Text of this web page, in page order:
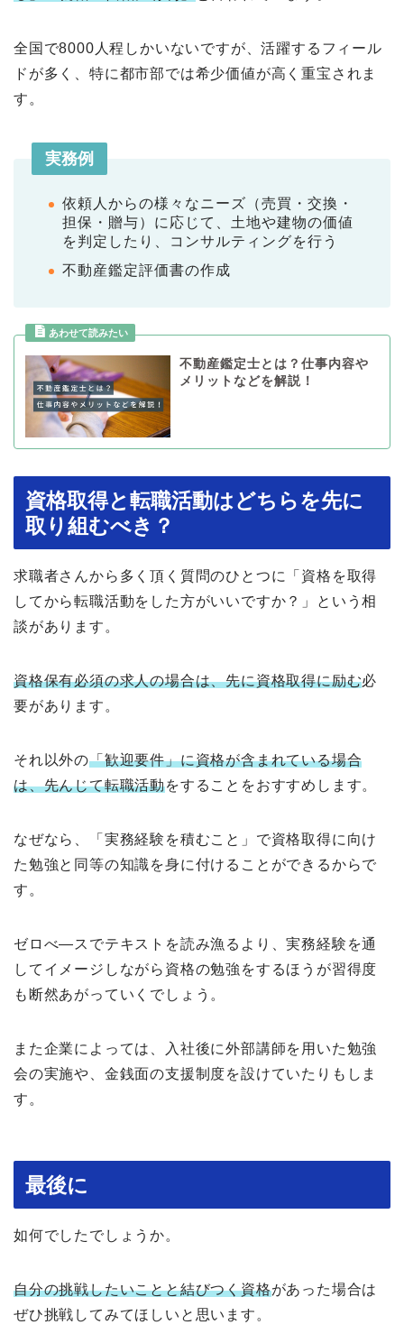
全国で8000人程しかいないですが、活躍するフィール
ドが多く、特に都市部では希少価値が高く重宝されま
す。
実務例
依頼人からの様々なニーズ（売買・交換・
担保・贈与）に応じて、土地や建物の価値
を判定したり、コンサルティングを行う
不動産鑑定評価書の作成
不動産鑑定士とは？仕事内容や
メリットなどを解説！
資格取得と転職活動はどちらを先に
取り組むべき？
求職者さんから多く頂く質問のひとつに「資格を取得
してから転職活動をした方がいいですか？」という相
談があります。
資格保有必須の求人の場合は、先に資格取得に励む必
要があります。
それ以外の「歓迎要件」に資格が含まれている場合
は、先んじて転職活動をすることをおすすめします。
なぜなら、「実務経験を積むこと」で資格取得に向け
た勉強と同等の知識を身に付けることができるからで
す。
ゼロべ―スでテキストを読み漁るより、実務経験を通
してイメージしながら資格の勉強をするほうが習得度
も断然あがっていくでしょう。
また企業によっては、入社後に外部講師を用いた勉強
会の実施や、金銭面の支援制度を設けていたりもしま
す。
最後に
如何でしたでしょうか。
自分の挑戦したいことと結びつく資格があった場合は
ぜひ挑戦してみてほしいと思います。